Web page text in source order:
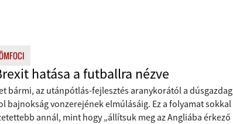
hatása a futballra nézve
bármi, az utánpótlás-fejlesztés aranykorától a dúsgazdag
bajnokság vonzerejének elmúlásáig. Ez a folyamat sokkal
annál, mint hogy „állítsuk meg az Angliába érkező